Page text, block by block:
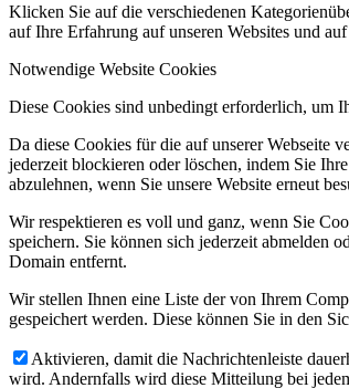
Klicken Sie auf die verschiedenen
auf Ihre Erfahrung auf unseren Websites und
Notwendige Website Cookies
Diese Cookies sind unbedingt erforderlich, um
Da diese Cookies für die auf unserer Webseite
jederzeit blockieren oder löschen, indem Sie
abzulehnen, wenn Sie unsere Website erneut
Wir respektieren es voll und ganz, wenn Sie
speichern. Sie können sich jederzeit abmelden
Domain entfernt.
Wir stellen Ihnen eine Liste der von Ihrem
gespeichert werden. Diese können Sie in den
Aktivieren, damit die Nachrichtenleiste
wird. Andernfalls wird diese Mitteilung bei